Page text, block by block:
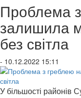
Проблема
залишила
без світла
- 10.12.2022 15:11
У більшості районів